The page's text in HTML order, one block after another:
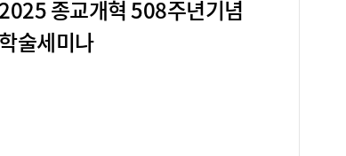
2025 종교개혁 508주년기념
학술세미나